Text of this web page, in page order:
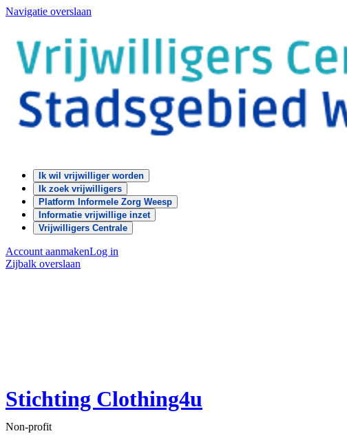
Navigatie overslaan
Ik wil vrijwilliger worden
Ik zoek vrijwilligers
Platform Informele Zorg Weesp
Informatie vrijwillige inzet
Vrijwilligers Centrale
Account aanmakenLog in
Zijbalk overslaan
Stichting Clothing4u
Non-profit